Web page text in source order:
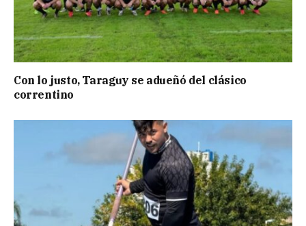
Con lo justo, Taraguy se adueñó del clásico
correntino